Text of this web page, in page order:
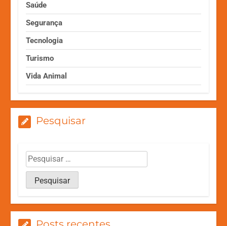
Saúde
Segurança
Tecnologia
Turismo
Vida Animal
Pesquisar